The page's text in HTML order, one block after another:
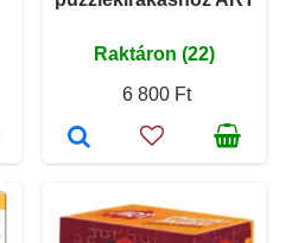
Raktáron (22)
6 800 Ft